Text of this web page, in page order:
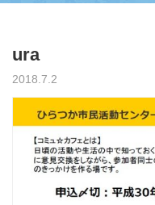
ura
2018.7.2